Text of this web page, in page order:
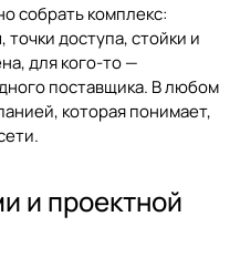
собрать комплекс:
доступа, стойки и
для кого-то —
поставщика. В любом
которая понимает,
и проектной